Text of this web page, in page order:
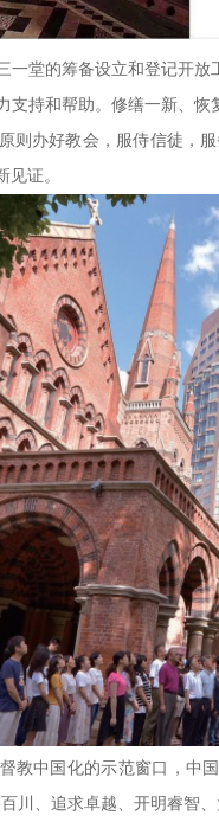
一堂的筹备设立和登记开
支持和帮助。修缮一新、
则办好教会，服侍信徒，
证。
教中国化的示范窗口，中
川、追求卓越、开明睿智